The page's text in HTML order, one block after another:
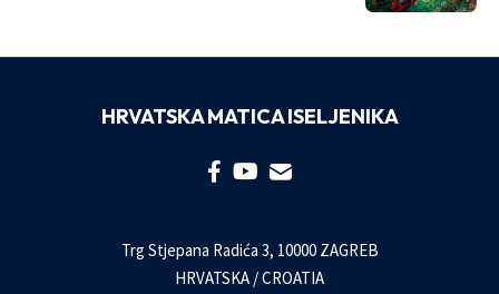
HRVATSKA MATICA ISELJENIKA
Trg Stjepana Radića 3, 10000 ZAGREB
HRVATSKA / CROATIA